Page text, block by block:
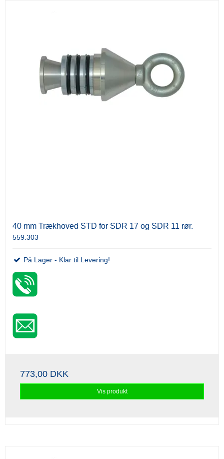
40 mm Trækhoved STD for SDR 17 og SDR 11 rør.
559.303
På Lager - Klar til Levering!
773,00 DKK
Vis produkt